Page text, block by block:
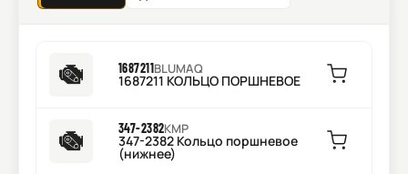
1687211BLUMAQ
1687211 КОЛЬЦО ПОРШНЕВОЕ
347-2382KMP
347-2382 Кольцо поршневое
(нижнее)